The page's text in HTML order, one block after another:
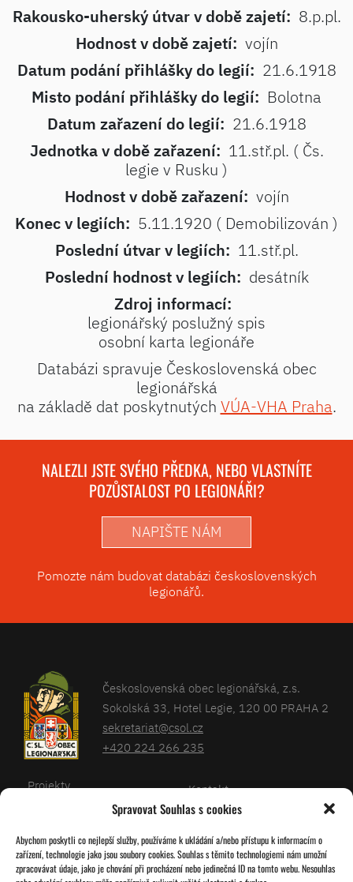
Spravovat Souhlas s cookies
Abychom poskytli co nejlepší služby, používáme k ukládání a/nebo přístupu k informacím o
zařízení, technologie jako jsou soubory cookies. Souhlas s těmito technologiemi nám umožní
zpracovávat údaje, jako je chování při procházení nebo jedinečná ID na tomto webu. Nesouhlas
Rakousko-uherský útvar v době zajetí: 8.p.pl.
Hodnost v době zajetí: vojín
Datum podání přihlášky do legií: 21.6.1918
Misto podání přihlášky do legií: Bolotna
Datum zařazení do legií: 21.6.1918
Jednotka v době zařazení: 11.stř.pl. ( Čs.
legie v Rusku )
Hodnost v době zařazení: vojín
Konec v legiích: 5.11.1920 ( Demobilizován )
Poslední útvar v legiích: 11.stř.pl.
Poslední hodnost v legiích: desátník
Zdroj informací:
legionářský poslužný spis
osobní karta legionáře
Databázi spravuje Československá obec
legionářská
na základě dat poskytnutých VÚA-VHA Praha.
NALEZLI JSTE SVÉHO PŘEDKA, NEBO VLASTNÍTE
POZŮSTALOST PO LEGIONÁŘI?
NAPIŠTE NÁM
Pomozte nám budovat databázi československých
legionářů.
Československá obec legionářská, z.s.
Sokolská 33, Hotel Legie, 120 00 PRAHA 2
sekretariat@csol.cz
+420 224 266 235
Projekty
Kalendář
O nás
Kontakt
Databáze legionářů
Pro členy
Zásady cookies